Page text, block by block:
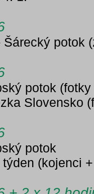
Šárecký potok
potok
Slovensko
potok
(kojenci